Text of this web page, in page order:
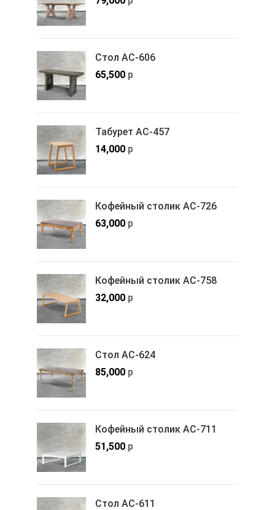
Стол АС-606
65,500 р
Табурет АС-457
14,000 р
Кофейный столик АС-726
63,000 р
Кофейный столик АС-758
32,000 р
Стол АС-624
85,000 р
Кофейный столик АС-711
51,500 р
Стол АС-611